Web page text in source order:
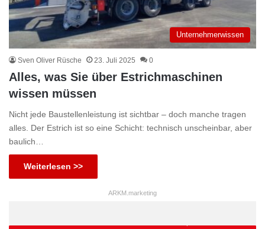
Unternehmerwissen
Sven Oliver Rüsche 23. Juli 2025 0
Alles, was Sie über Estrichmaschinen
wissen müssen
Nicht jede Baustellenleistung ist sichtbar – doch manche tragen
alles. Der Estrich ist so eine Schicht: technisch unscheinbar, aber
baulich…
Weiterlesen >>
ARKM.marketing